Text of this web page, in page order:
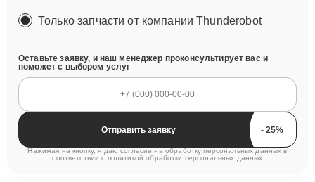
Только запчасти от компании Thunderobot
Оставьте заявку, и наш менеджер проконсультирует вас и
поможет с выбором услуг
Отправить заявку
Нажимая на кнопку, я даю согласие на обработку персональных данных в
соответствии с политикой обработки персональных данных